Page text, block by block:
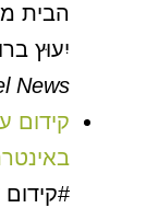
יִעוּץ
News
קידום